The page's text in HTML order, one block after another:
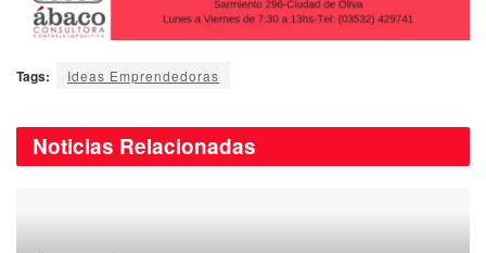
Tags: Ideas Emprendedoras
Noticias Relacionadas